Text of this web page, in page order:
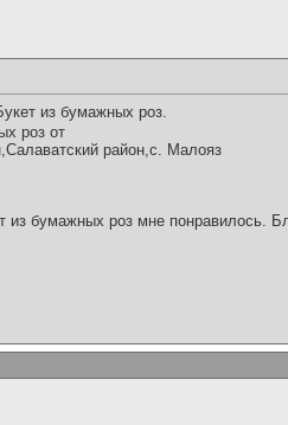
из бумажных роз.
роз от
район,с. Малояз
бумажных роз мне понравилось.